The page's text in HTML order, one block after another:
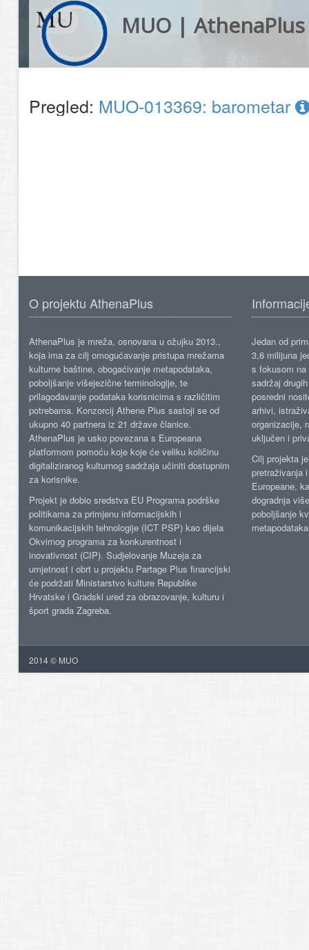
MUO | AthenaPlus
Pregled: MUO-013369: barometar
O projektu AthenaPlus
AthenaPlus je mreža, osnovana u ožujku 2013.,
koja ima za cilj omogućavanje pristupa mrežama
kulturne baštine, obogaćivanje metapodataka,
poboljšanje višejezične terminologije, te
prilagođavanje podataka korisnicima s različitim
potrebama. Konzorcij Athene Plus sastoji se od
ukupno 40 partnera iz 21 države članice.
AthenaPlus je usko povezana s Europeana
platformom pomoću koje koje će veliku količinu
digitaliziranog kulturnog sadržaja učiniti dostupnim
za korisnike.
Projekt je dobio sredstva EU Programa podrške
politikama za primjenu informacijskih i
komunikacijskih tehnologije (ICT PSP) kao dijela
Okvirnog programa za konkurentnost i
inovativnost (CIP). Sudjelovanje Muzeja za
umjetnost i obrt u projektu Partage Plus financijski
će podržati Ministarstvo kulture Republike
Hrvatske i Gradski ured za obrazovanje, kulturu i
šport grada Zagreba.
Jedan od
3,6 milijuna
s fokusom
sadržaj
posredni
arhivi,
organizacije,
uključen i
Cilj projekta
pretraživanja
Europeane,
dogradnja
poboljšanje
2014 © MUO